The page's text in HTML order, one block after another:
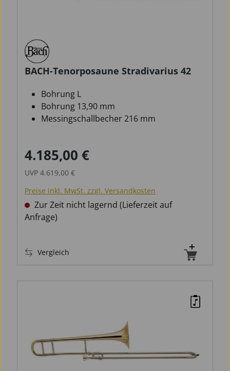
BACH-Tenorposaune Stradivarius 42
Bohrung L
Bohrung 13,90 mm
Messingschallbecher 216 mm
Verkaufspreis:
4.185,00 €
UVP 4.619,00 €
Preise inkl. MwSt. zzgl. Versandkosten
Zur Zeit nicht lagernd (Lieferzeit auf
Anfrage)
Vergleich